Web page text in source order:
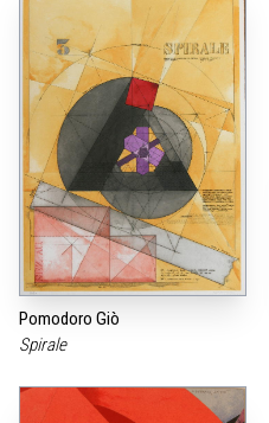
Pomodoro Giò
Spirale